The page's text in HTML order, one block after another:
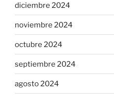
diciembre 2024
noviembre 2024
octubre 2024
septiembre 2024
agosto 2024